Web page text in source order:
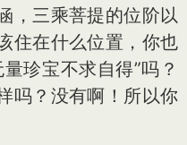
，三乘菩提的位阶以
住在什么位置，你也
珍宝不求自得”吗？
吗？没有啊！所以你